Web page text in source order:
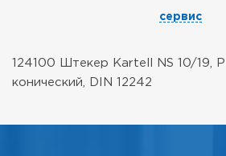
сервис
124100 Штекер Kartell NS 10/19,
конический, DIN 12242